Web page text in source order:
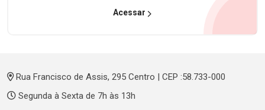
Acessar
Rua Francisco de Assis, 295 Centro | CEP :58.733-000
Segunda à Sexta de 7h às 13h